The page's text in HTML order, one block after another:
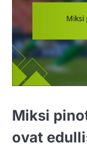
Miksi
ovat